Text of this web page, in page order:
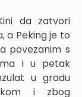
da zatvori
a Peking je to
povezanim s
i u petak
u gradu
i zbog